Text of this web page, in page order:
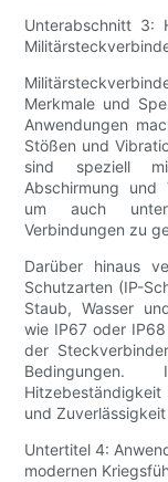
Unterabschnitt 3:
Merkmale und
Anwendungen
Stößen und
sind speziell
Abschirmung und
um auch unter
Verbindungen zu
Darüber hinaus
Schutzarten (IP-
Staub, Wasser
wie IP67 oder
der
Bedingungen.
und
Untertitel 4:
modernen